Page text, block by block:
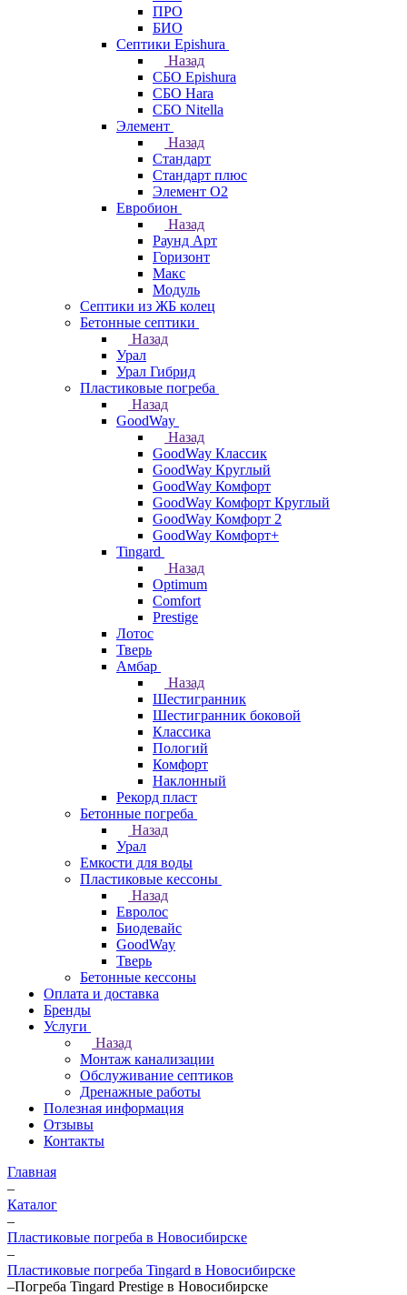
ПРО
БИО
Септики Epishura
Назад
СБО Epishura
СБО Hara
СБО Nitella
Элемент
Назад
Стандарт
Стандарт плюс
Элемент О2
Евробион
Назад
Раунд Арт
Горизонт
Макс
Модуль
Септики из ЖБ колец
Бетонные септики
Назад
Урал
Урал Гибрид
Пластиковые погреба
Назад
GoodWay
Назад
GoodWay Классик
GoodWay Круглый
GoodWay Комфорт
GoodWay Комфорт Круглый
GoodWay Комфорт 2
GoodWay Комфорт+
Tingard
Назад
Optimum
Comfort
Prestige
Лотос
Тверь
Амбар
Назад
Шестигранник
Шестигранник боковой
Классика
Пологий
Комфорт
Наклонный
Рекорд пласт
Бетонные погреба
Назад
Урал
Емкости для воды
Пластиковые кессоны
Назад
Евролос
Биодевайс
GoodWay
Тверь
Бетонные кессоны
Оплата и доставка
Бренды
Услуги
Назад
Монтаж канализации
Обслуживание септиков
Дренажные работы
Полезная информация
Отзывы
Контакты
Главная
–
Каталог
–
Пластиковые погреба в Новосибирске
–
Пластиковые погреба Tingard в Новосибирске
–Погреба Tingard Prestige в Новосибирске